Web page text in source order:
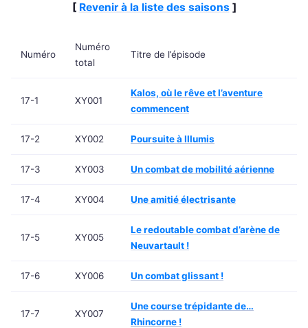
[ Revenir à la liste des saisons]
Numéro
Numéro
total
Titre de l’épisode
17-1 XY001
Kalos, où le rêve et l’aventure
commencent
17-2 XY002 Poursuite à Illumis
17-3 XY003 Un combat de mobilité aérienne
17-4 XY004 Une amitié électrisante
17-5 XY005
Le redoutable combat d’arène de
Neuvartault !
17-6 XY006 Un combat glissant !
17-7 XY007
Une course trépidante de…
Rhincorne !